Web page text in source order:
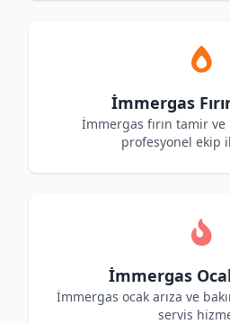
İmmergas
İmmergas fırın tamir
profesyonel ekip
İmmergas
İmmergas ocak arıza ve
servis